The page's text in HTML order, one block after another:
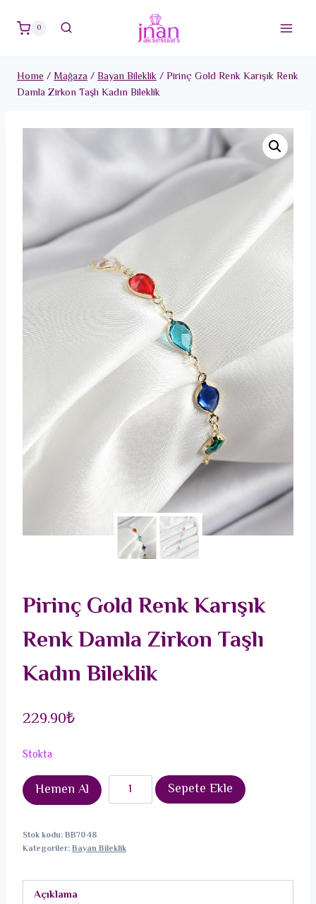
0
Home/Mağaza/Bayan Bileklik/Pirinç Gold Renk Karışık Renk
Damla Zirkon Taşlı Kadın Bileklik
Pirinç Gold Renk Karışık
Renk Damla Zirkon Taşlı
Kadın Bileklik
229.90₺
Stokta
Hemen Al
Pirinç
Gold
Karışık
Damla
Sepete Ekle
Stok kodu:BB7048
Kategoriler:Bayan Bileklik
Açıklama